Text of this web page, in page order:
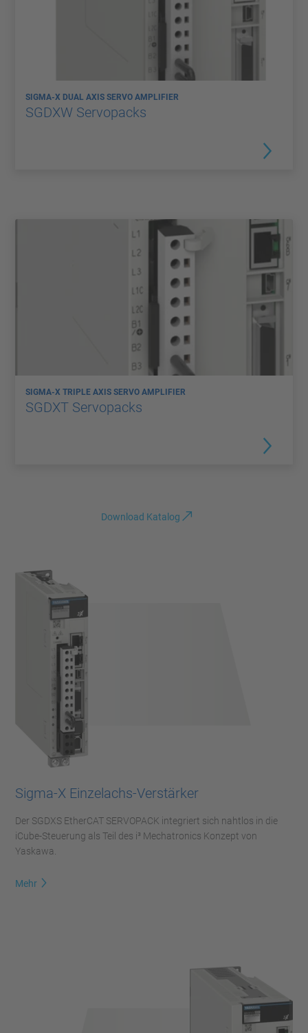
SIGMA-X DUAL AXIS SERVO AMPLIFIER
SGDXW Servopacks
SIGMA-X TRIPLE AXIS SERVO AMPLIFIER
SGDXT Servopacks
Download Katalog
Sigma-X Einzelachs-Verstärker
Der SGDXS EtherCAT SERVOPACK integriert sich nahtlos in die
iCube-Steuerung als Teil des i³ Mechatronics Konzept von
Yaskawa.
Mehr